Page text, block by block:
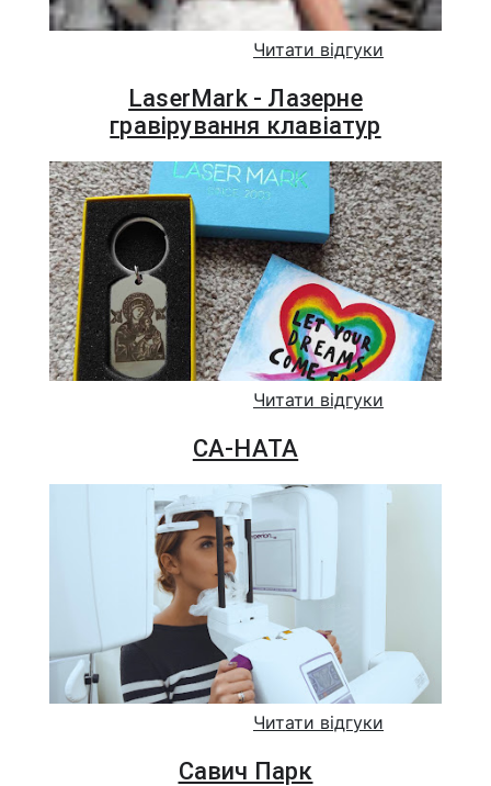
Читати відгуки
LaserMark - Лазерне
гравірування клавіатур
Читати відгуки
СА-НАТА
Читати відгуки
Савич Парк